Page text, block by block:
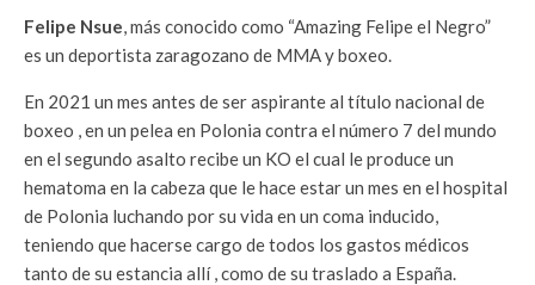
Felipe Nsue, más conocido como “Amazing Felipe el Negro”
es un deportista zaragozano de MMA y boxeo.
En 2021 un mes antes de ser aspirante al título nacional de
boxeo , en un pelea en Polonia contra el número 7 del mundo
en el segundo asalto recibe un KO el cual le produce un
hematoma en la cabeza que le hace estar un mes en el hospital
de Polonia luchando por su vida en un coma inducido,
teniendo que hacerse cargo de todos los gastos médicos
tanto de su estancia allí , como de su traslado a España.